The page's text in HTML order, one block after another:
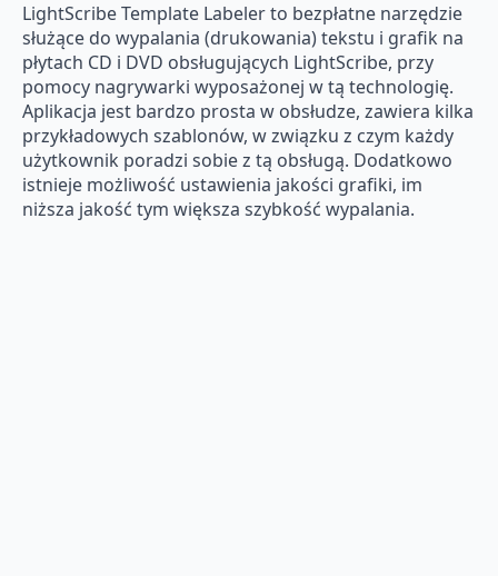
LightScribe Template Labeler to bezpłatne narzędzie
służące do wypalania (drukowania) tekstu i grafik na
płytach CD i DVD obsługujących LightScribe, przy
pomocy nagrywarki wyposażonej w tą technologię.
Aplikacja jest bardzo prosta w obsłudze, zawiera kilka
przykładowych szablonów, w związku z czym każdy
użytkownik poradzi sobie z tą obsługą. Dodatkowo
istnieje możliwość ustawienia jakości grafiki, im
niższa jakość tym większa szybkość wypalania.